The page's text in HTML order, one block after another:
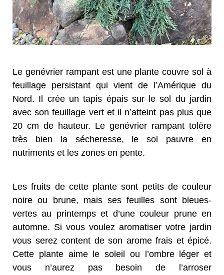
Le genévrier rampant est une plante couvre sol à
feuillage persistant qui vient de l’Amérique du
Nord. Il crée un tapis épais sur le sol du jardin
avec son feuillage vert et il n’atteint pas plus que
20 cm de hauteur. Le genévrier rampant tolère
très bien la sécheresse, le sol pauvre en
nutriments et les zones en pente.
Les fruits de cette plante sont petits de couleur
noire ou brune, mais ses feuilles sont bleues-
vertes au printemps et d’une couleur prune en
automne. Si vous voulez aromatiser votre jardin
vous serez content de son arome frais et épicé.
Cette plante aime le soleil ou l’ombre léger et
vous n’aurez pas besoin de l’arroser